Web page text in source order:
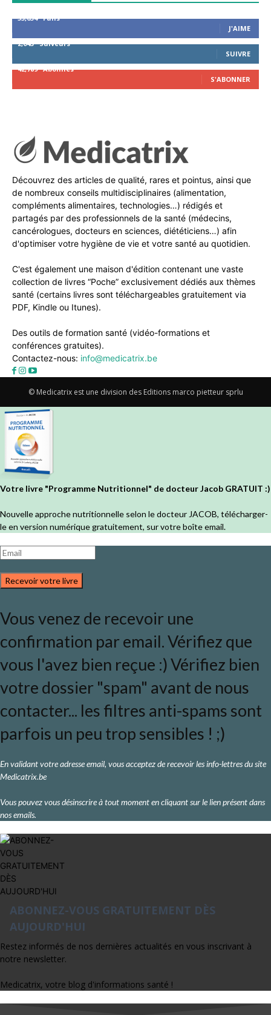
53,654
Fans
J'AIME
2,043 Suiveurs
SUIVRE
42,789 Abonnés
S'ABONNER
Découvrez des articles de qualité, rares et pointus, ainsi que
de nombreux conseils multidisciplinaires (alimentation,
compléments alimentaires, technologies…) rédigés et
partagés par des professionnels de la santé (médecins,
cancérologues, docteurs en sciences, diététiciens…) afin
d'optimiser votre hygiène de vie et votre santé au quotidien.
C'est également une maison d'édition contenant une vaste
collection de livres “Poche” exclusivement dédiés aux thèmes
santé (certains livres sont téléchargeables gratuitement via
PDF, Kindle ou Itunes).
Des outils de formation santé (vidéo-formations et
conférences gratuites).
Contactez-nous: info@medicatrix.be
© Medicatrix est une division des Editions marco pietteur sprlu
Votre livre "Programme Nutritionnel" de docteur Jacob GRATUIT :)
Nouvelle approche nutritionnelle selon le docteur JACOB, télécharger-
le en version numérique gratuitement, sur votre boîte email.
Recevoir votre livre
Vous venez de recevoir une
confirmation par email. Vérifiez que
vous l'avez bien reçue :) Vérifiez bien
votre dossier "spam" avant de nous
contacter... les filtres anti-spams sont
parfois un peu trop sensibles ! ;)
En validant votre adresse email, vous acceptez de recevoir les info-lettres du site
Medicatrix.be
Vous pouvez vous désinscrire à tout moment en cliquant sur le lien présent dans
nos emails.
ABONNEZ-VOUS GRATUITEMENT DÈS
AUJOURD'HUI
Restez informés de nos dernières actualités en vous inscrivant à
notre newsletter.
Medicatrix, votre blog d'informations santé !